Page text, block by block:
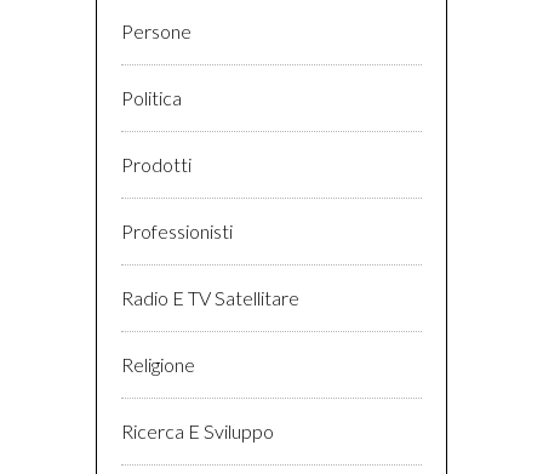
Persone
Politica
Prodotti
Professionisti
Radio E TV Satellitare
Religione
Ricerca E Sviluppo